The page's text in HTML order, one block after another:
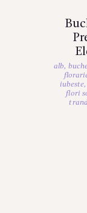
alb,
iubeste,
flori